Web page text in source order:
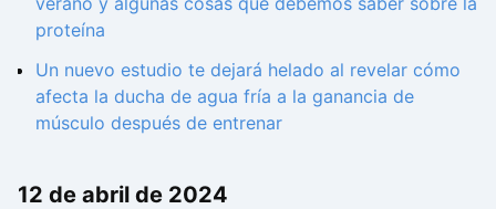
proteína
Un nuevo estudio te dejará helado al revelar cómo
afecta la ducha de agua fría a la ganancia de
músculo después de entrenar
12 de abril de 2024